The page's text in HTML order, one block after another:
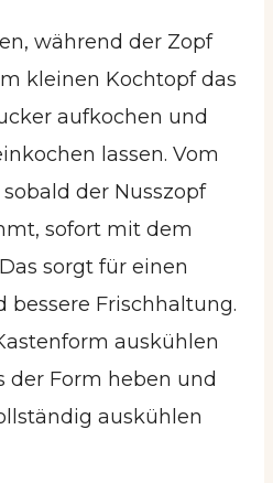
während der Zopf
kleinen Kochtopf das
aufkochen und
lassen. Vom
der Nusszopf
sofort mit dem
sorgt für einen
bessere Frischhaltung.
auskühlen
der Form heben und
auskühlen